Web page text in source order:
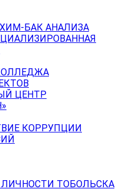
БАК АНАЛИЗА
ЦЕНТР
КОРРУПЦИИ
ТОБОЛЬСКА